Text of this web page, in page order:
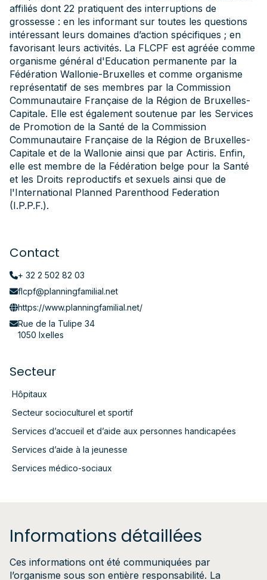
affiliés dont 22 pratiquent des interruptions de
grossesse : en les informant sur toutes les questions
intéressant leurs domaines d’action spécifiques ; en
favorisant leurs activités. La FLCPF est agréée comme
organisme général d'Education permanente par la
Fédération Wallonie-Bruxelles et comme organisme
représentatif de ses membres par la Commission
Communautaire Française de la Région de Bruxelles-
Capitale. Elle est également soutenue par les Services
de Promotion de la Santé de la Commission
Communautaire Française de la Région de Bruxelles-
Capitale et de la Wallonie ainsi que par Actiris. Enfin,
elle est membre de la Fédération belge pour la Santé
et les Droits reproductifs et sexuels ainsi que de
l'International Planned Parenthood Federation
(I.P.P.F.).
Contact
+ 32 2 502 82 03
flcpf@planningfamilial.net
https://www.planningfamilial.net/
Rue de la Tulipe 34
1050 Ixelles
Secteur
Hôpitaux
Secteur socioculturel et sportif
Services d’accueil et d’aide aux personnes handicapées
Services d’aide à la jeunesse
Services médico-sociaux
Informations détaillées
Ces informations ont été communiquées par
l’organisme sous son entière responsabilité. La